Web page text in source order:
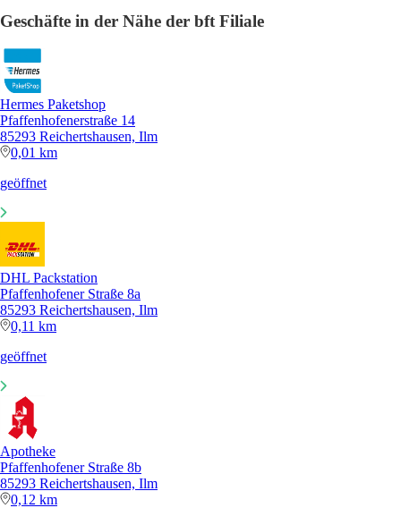
Geschäfte in der Nähe der bft Filiale
Hermes Paketshop
Pfaffenhofenerstraße 14
85293 Reichertshausen, Ilm
0,01 km
geöffnet
DHL Packstation
Pfaffenhofener Straße 8a
85293 Reichertshausen, Ilm
0,11 km
geöffnet
Apotheke
Pfaffenhofener Straße 8b
85293 Reichertshausen, Ilm
0,12 km